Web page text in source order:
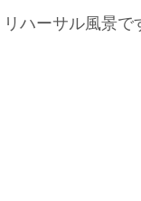
ハーサル風景で